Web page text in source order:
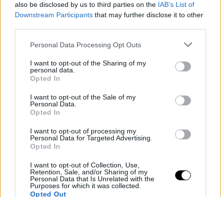
also be disclosed by us to third parties on the IAB’s List of
Downstream Participants that may further disclose it to other
Personal Data Processing Opt Outs
I want to opt-out of the Sharing of my
personal data.
Opted In
I want to opt-out of the Sale of my
Personal Data.
Opted In
I want to opt-out of processing my
Personal Data for Targeted Advertising.
Opted In
I want to opt-out of Collection, Use,
Retention, Sale, and/or Sharing of my
Personal Data that Is Unrelated with the
Purposes for which it was collected.
Opted Out
Warcraftnak is Ilyen Tank?
Egy igazi tank osztály, a másik meg csak egy játékos,
aki öltözködik – ki tudod találni, melyik melyik? A Final
Fantasy XIV új Bastion kasztja,
Rooby
augusztus 8, 2026